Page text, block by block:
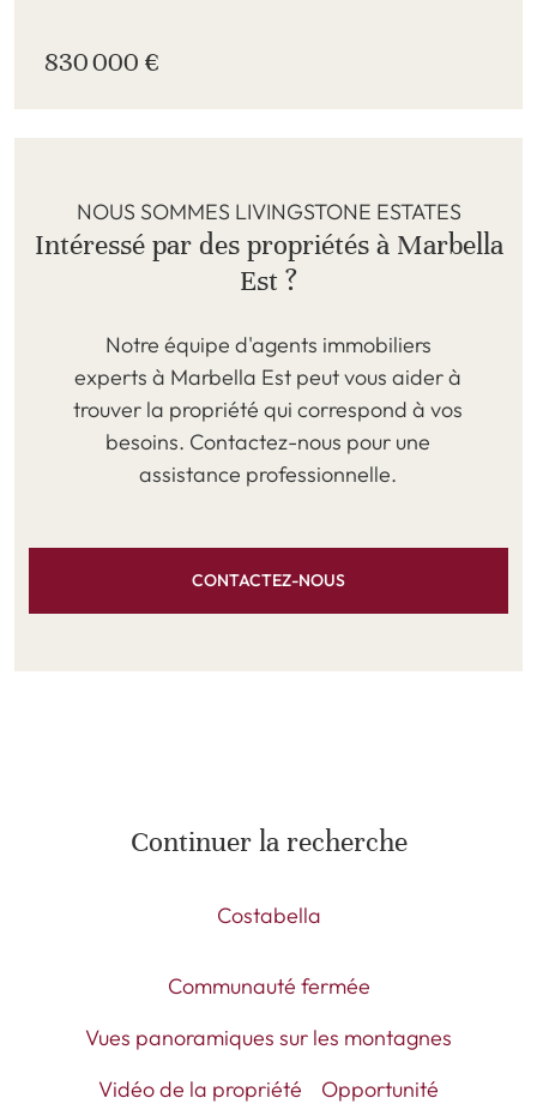
830 000 €
NOUS SOMMES LIVINGSTONE ESTATES
Intéressé par des propriétés à Marbella
Est ?
Notre équipe d'agents immobiliers
experts à Marbella Est peut vous aider à
trouver la propriété qui correspond à vos
besoins. Contactez-nous pour une
assistance professionnelle.
CONTACTEZ-NOUS
Continuer la recherche
Costabella
Communauté fermée
Vues panoramiques sur les montagnes
Vidéo de la propriété
Opportunité